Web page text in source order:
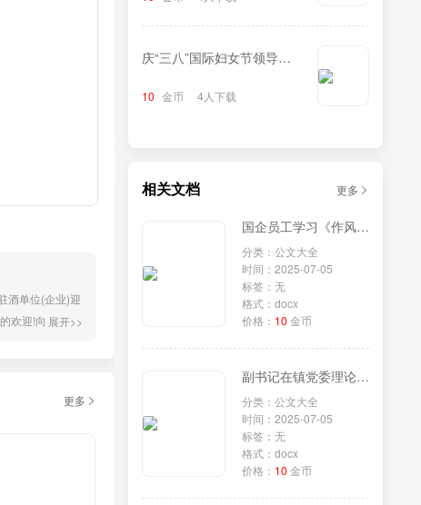
酒单位(企业)迎
欢迎!向多年来
展开>>
更多
庆“三八”国际妇女节领导致
10 金币 4人下载
相关文档 更多
国企员工学习《作风建设改变中国》研讨发言
分类：公文大全
时间：2025-07-05
标签：无
格式：docx
价格： 10 金币
副书记在镇党委理论学习中心组专题学习《党组讨论和决定党员处分事项工作程序规定》研讨会上的发言
分类：公文大全
时间：2025-07-05
标签：无
格式：docx
价格： 10 金币